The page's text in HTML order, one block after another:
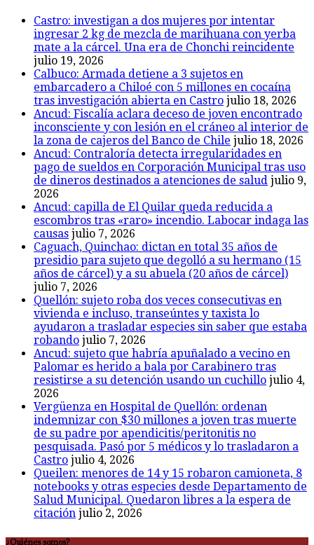
Castro: investigan a dos mujeres por intentar
ingresar 2 kg de mezcla de marihuana con yerba
mate a la cárcel. Una era de Chonchi reincidente
julio 19, 2026
Calbuco: Armada detiene a 3 sujetos en
embarcadero a Chiloé con 5 millones en cocaína
tras investigación abierta en Castro julio 18, 2026
Ancud: Fiscalía aclara deceso de joven encontrado
inconsciente y con lesión en el cráneo al interior de
la zona de cajeros del Banco de Chile julio 18, 2026
Ancud: Contraloría detecta irregularidades en
pago de sueldos en Corporación Municipal tras uso
de dineros destinados a atenciones de salud julio 9,
2026
Ancud: capilla de El Quilar queda reducida a
escombros tras «raro» incendio. Labocar indaga las
causas julio 7, 2026
Caguach, Quinchao: dictan en total 35 años de
presidio para sujeto que degolló a su hermano (15
años de cárcel) y a su abuela (20 años de cárcel)
julio 7, 2026
Quellón: sujeto roba dos veces consecutivas en
vivienda e incluso, transeúntes y taxista lo
ayudaron a trasladar especies sin saber que estaba
robando julio 7, 2026
Ancud: sujeto que habría apuñalado a vecino en
Palomar es herido a bala por Carabinero tras
resistirse a su detención usando un cuchillo julio 4,
2026
Vergüenza en Hospital de Quellón: ordenan
indemnizar con $30 millones a joven tras muerte
de su padre por apendicitis/peritonitis no
pesquisada. Pasó por 5 médicos y lo trasladaron a
Castro julio 4, 2026
Queilen: menores de 14 y 15 robaron camioneta, 8
notebooks y otras especies desde Departamento de
Salud Municipal. Quedaron libres a la espera de
citación julio 2, 2026
¿Quiénes somos?